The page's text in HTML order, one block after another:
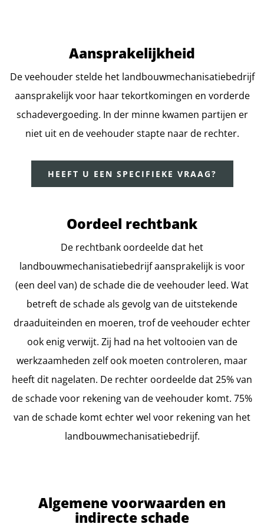
Aansprakelijkheid
De veehouder stelde het landbouwmechanisatiebedrijf
aansprakelijk voor haar tekortkomingen en vorderde
schadevergoeding. In der minne kwamen partijen er
niet uit en de veehouder stapte naar de rechter.
HEEFT U EEN SPECIFIEKE VRAAG?
Oordeel rechtbank
De rechtbank oordeelde dat het
landbouwmechanisatiebedrijf aansprakelijk is voor
(een deel van) de schade die de veehouder leed. Wat
betreft de schade als gevolg van de uitstekende
draaduiteinden en moeren, trof de veehouder echter
ook enig verwijt. Zij had na het voltooien van de
werkzaamheden zelf ook moeten controleren, maar
heeft dit nagelaten. De rechter oordeelde dat 25% van
de schade voor rekening van de veehouder komt. 75%
van de schade komt echter wel voor rekening van het
landbouwmechanisatiebedrijf.
Algemene voorwaarden en
indirecte schade